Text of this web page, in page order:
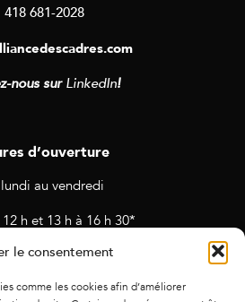
le consentement
comme les cookies afin d’améliorer
418 681-2028
nous sur LinkedIn!
d’ouverture
au vendredi
h et 13 h à 16 h 30*
en cas de rendez-vous et